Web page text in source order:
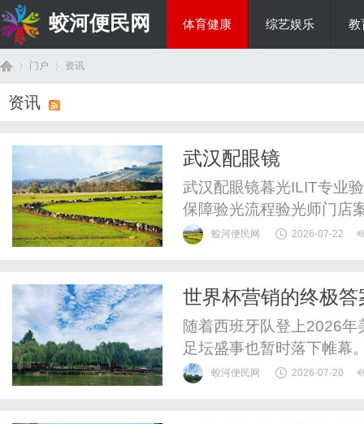
蛟河便民网 体育健康 综艺娱乐 教
门户 资讯
资讯
武汉配眼镜
武汉配眼镜暮光ILIT专业
保障验光流程验光师门店
惠，兼顾高专业度与高性
蛟河便民网 2026-07-22
世界杯营销的终极答
成真实体验
随着西班牙队登上2026
足坛盛事也暂时落下帷幕
国的品牌却在赛场之外完
蛟河便民网 2026-07-20